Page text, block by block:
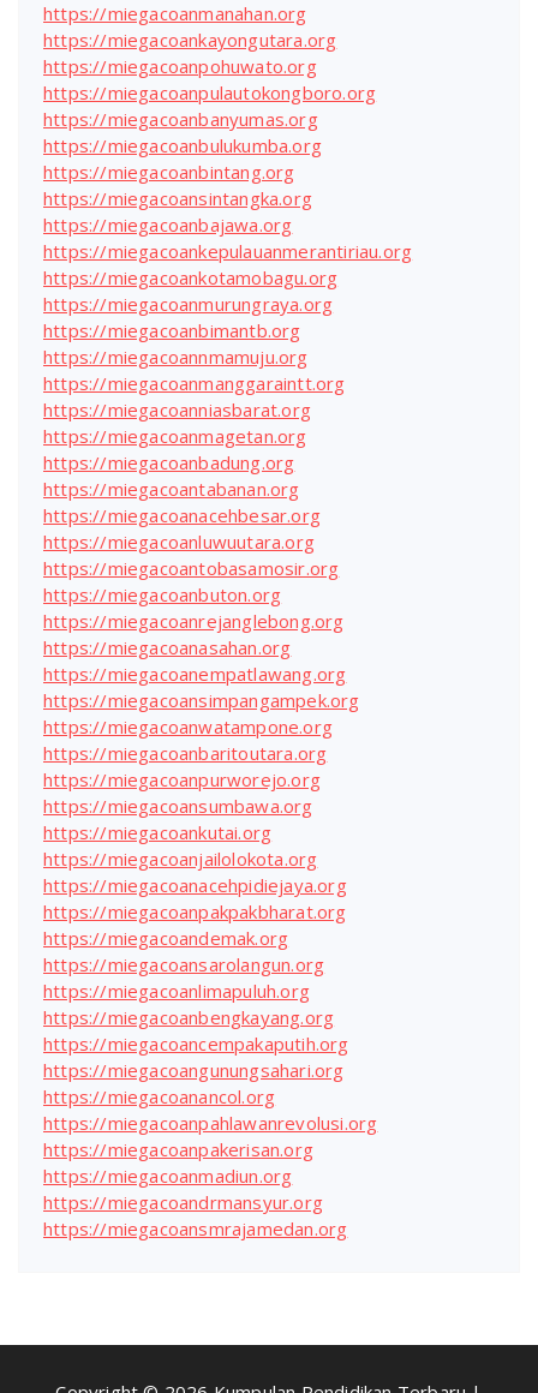
https://miegacoanmanahan.org
https://miegacoankayongutara.org
https://miegacoanpohuwato.org
https://miegacoanpulautokongboro.org
https://miegacoanbanyumas.org
https://miegacoanbulukumba.org
https://miegacoanbintang.org
https://miegacoansintangka.org
https://miegacoanbajawa.org
https://miegacoankepulauanmerantiriau.org
https://miegacoankotamobagu.org
https://miegacoanmurungraya.org
https://miegacoanbimantb.org
https://miegacoannmamuju.org
https://miegacoanmanggaraintt.org
https://miegacoanniasbarat.org
https://miegacoanmagetan.org
https://miegacoanbadung.org
https://miegacoantabanan.org
https://miegacoanacehbesar.org
https://miegacoanluwuutara.org
https://miegacoantobasamosir.org
https://miegacoanbuton.org
https://miegacoanrejanglebong.org
https://miegacoanasahan.org
https://miegacoanempatlawang.org
https://miegacoansimpangampek.org
https://miegacoanwatampone.org
https://miegacoanbaritoutara.org
https://miegacoanpurworejo.org
https://miegacoansumbawa.org
https://miegacoankutai.org
https://miegacoanjailolokota.org
https://miegacoanacehpidiejaya.org
https://miegacoanpakpakbharat.org
https://miegacoandemak.org
https://miegacoansarolangun.org
https://miegacoanlimapuluh.org
https://miegacoanbengkayang.org
https://miegacoancempakaputih.org
https://miegacoangunungsahari.org
https://miegacoanancol.org
https://miegacoanpahlawanrevolusi.org
https://miegacoanpakerisan.org
https://miegacoanmadiun.org
https://miegacoandrmansyur.org
https://miegacoansmrajamedan.org